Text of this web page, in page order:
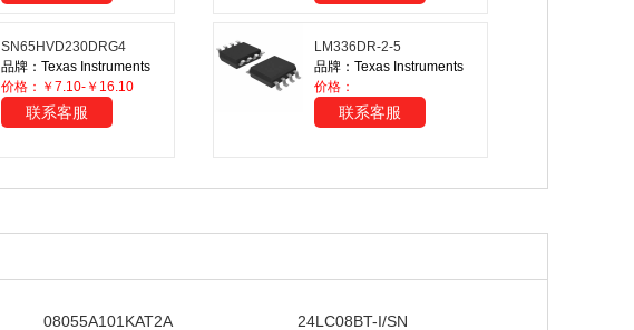
SN65HVD230DRG4
品牌：Texas Instruments
价格：￥7.10-￥16.10
联系客服
LM336DR-2-5
品牌：Texas Instruments
价格：
联系客服
08055A101KAT2A 24LC08BT-I/SN